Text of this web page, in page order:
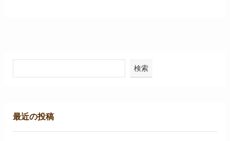
検索
最近の投稿